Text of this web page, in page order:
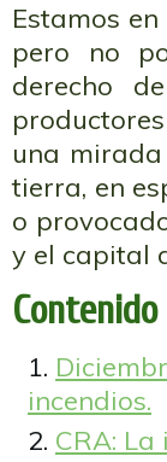
Estamos
pero no
derecho
una
tierra, en
o
y el capital
incendios.
CRA: